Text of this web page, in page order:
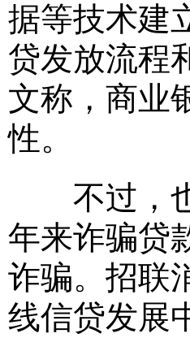
据等技术建
贷发放流程
文称，商业
性。
不过，也
年来诈骗贷
诈骗。招联
线信贷发展